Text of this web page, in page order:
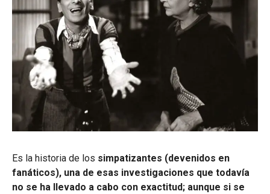
Es la historia de los simpatizantes (devenidos en
fanáticos), una de esas investigaciones que todavía
no se ha llevado a cabo con exactitud; aunque si se